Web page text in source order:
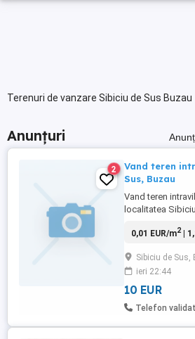
Terenuri de vanzare Sibiciu de Sus Buzau
Anunțuri
2
Vand teren
Sus, Buzau
Vand teren
localitatea
mai multe detalii
0,01 EUR/m2|
Sibiciu de Sus,
ieri 22:44
10 EUR
Telefon validat